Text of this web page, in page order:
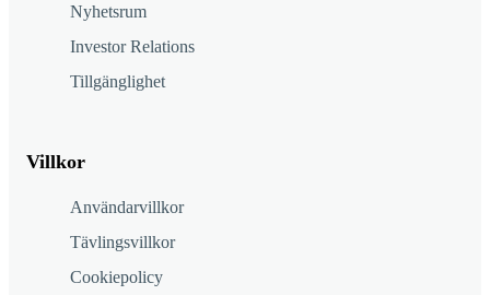
Nyhetsrum
Investor Relations
Tillgänglighet
Villkor
Användarvillkor
Tävlingsvillkor
Cookiepolicy